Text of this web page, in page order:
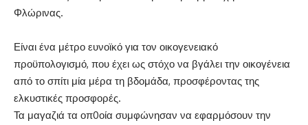
Φλώρινας.
Είναι ένα μέτρο ευνοϊκό για τον οικογενειακό
προϋπολογισμό, που έχει ως στόχο να βγάλει την οικογένεια
από το σπίτι μία μέρα τη βδομάδα, προσφέροντας της
ελκυστικές προσφορές.
Τα μαγαζιά τα οπ0οία συμφώνησαν να εφαρμόσουν την